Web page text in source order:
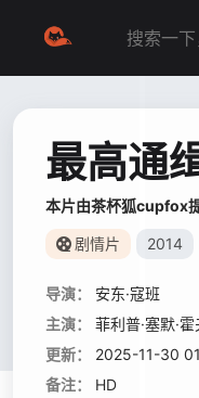
最高通
本片由茶杯狐cupfox
剧情片 2014
导演：
安东·寇班
主演：
菲利普·塞默·霍
更新：
2025-11-30
备注：
HD